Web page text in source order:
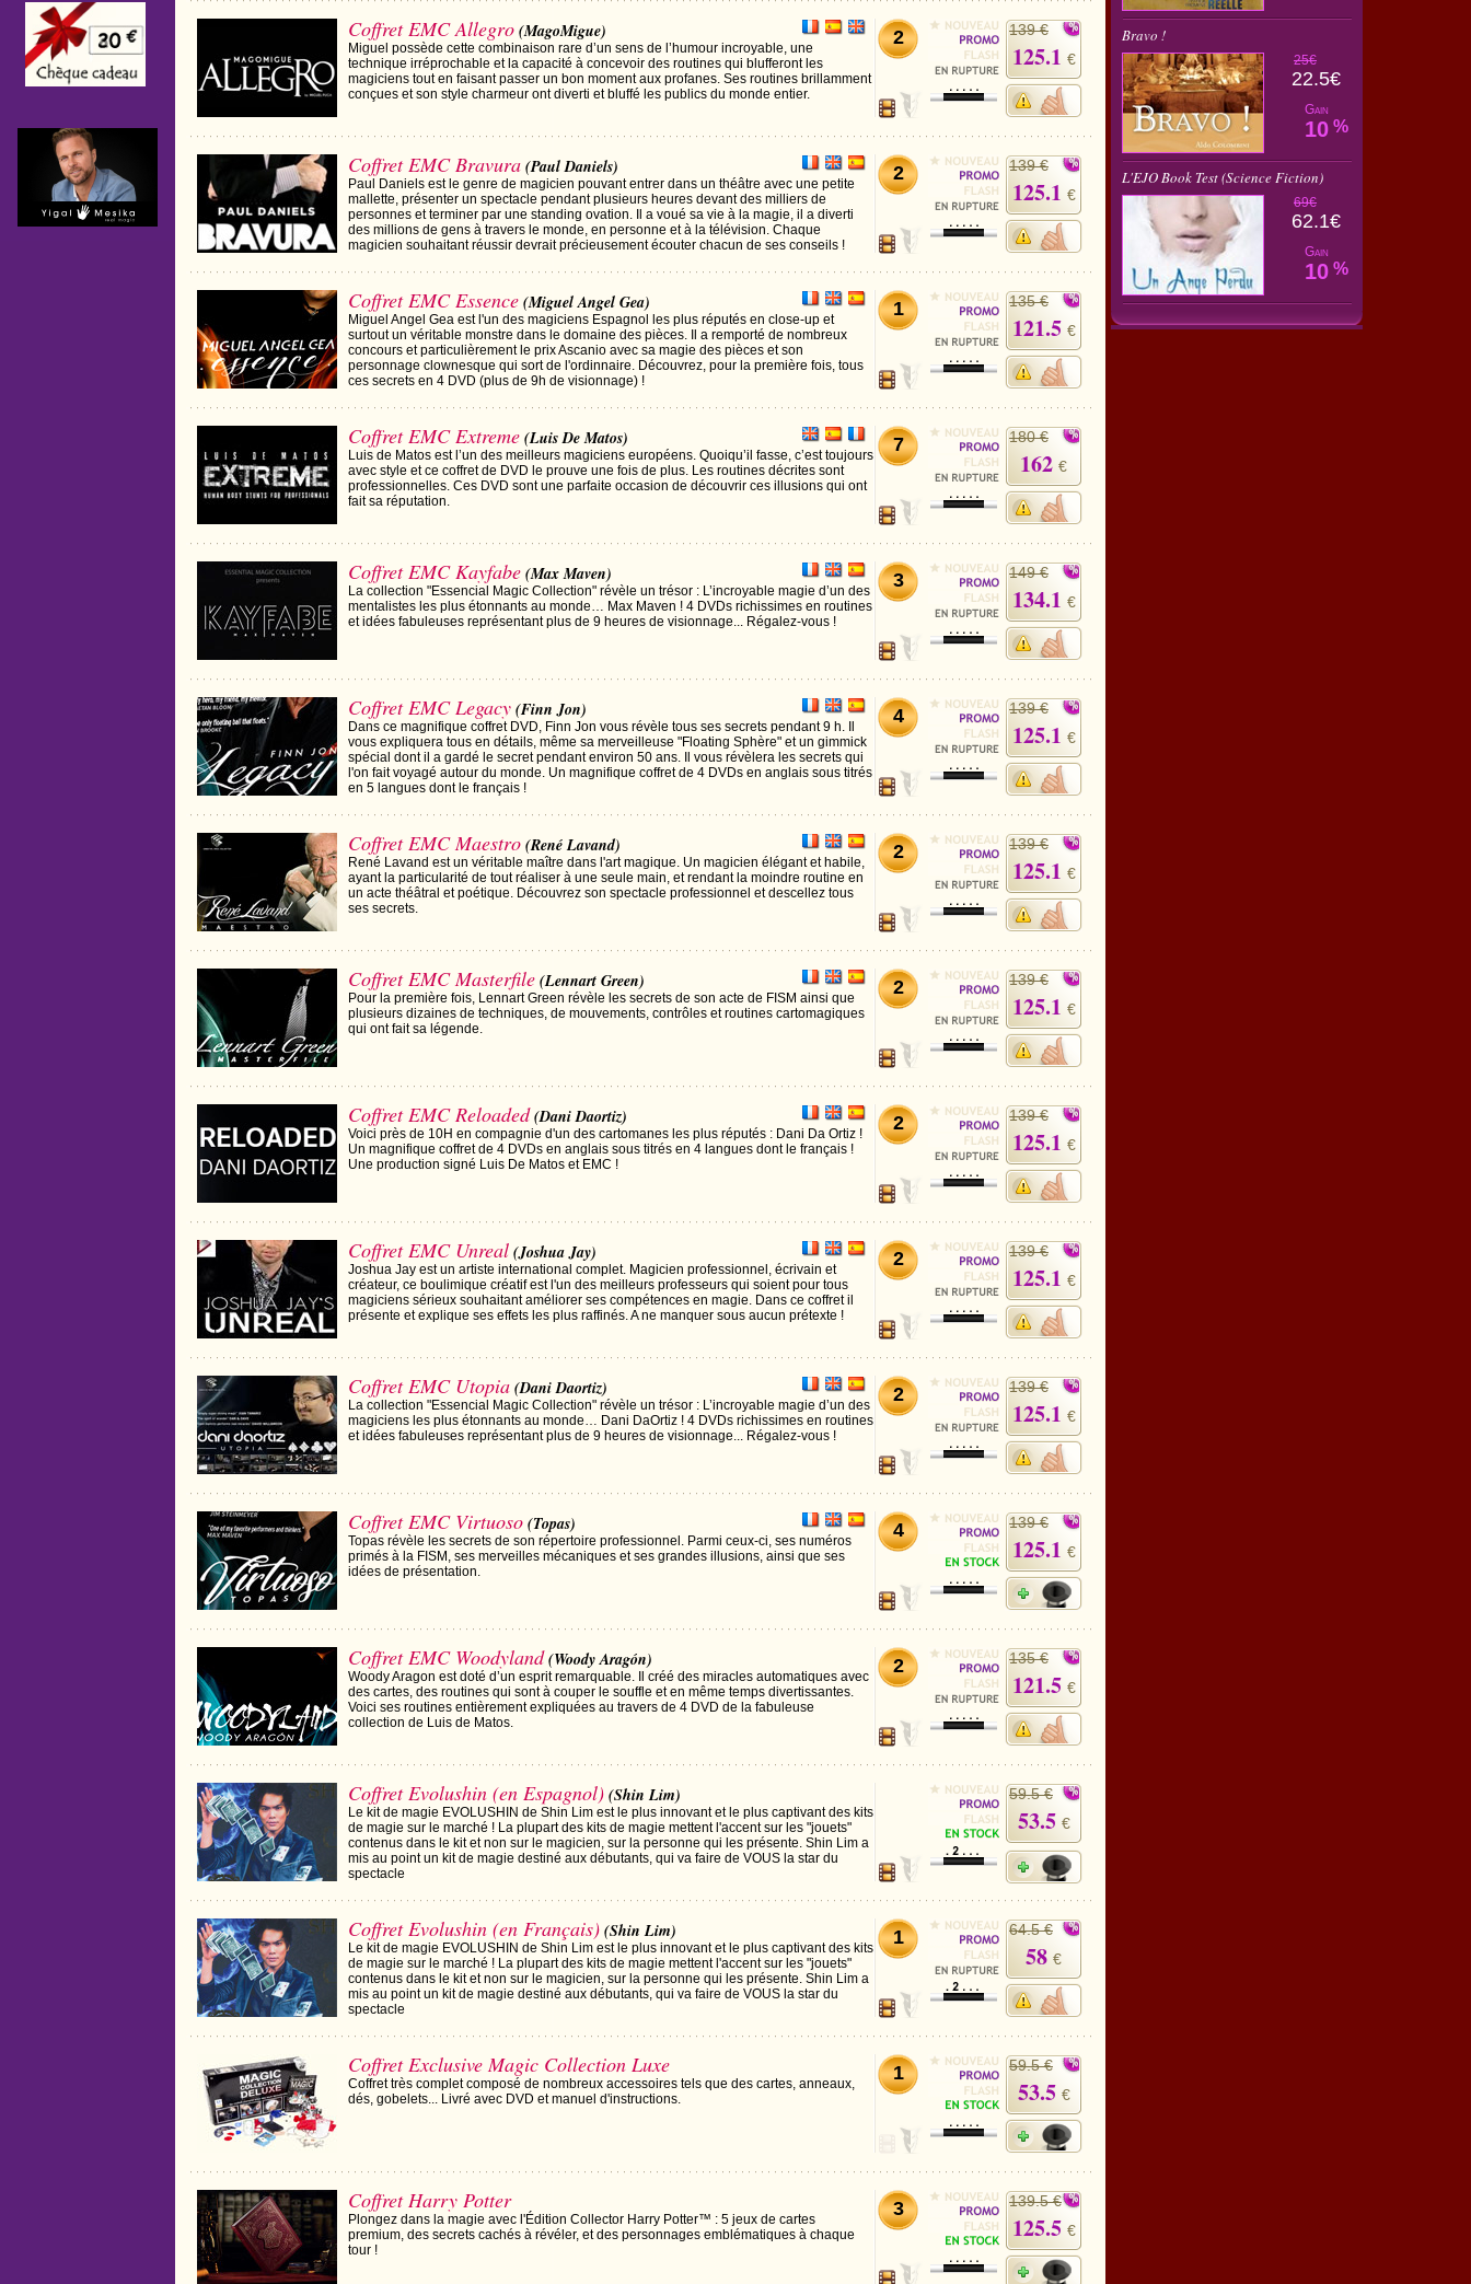
Coffret EMC Allegro (MagoMigue)
Miguel possède cette combinaison rare d’un sens de l’humour incroyable, une
technique irréprochable et la capacité à concevoir des routines qui blufferont les
magiciens tout en faisant passer un bon moment aux profanes. Ses routines brillamment
conçues et son style charmeur ont diverti et bluffé les publics du monde entier.
2 139 €
125.1 €
Coffret EMC Bravura (Paul Daniels)
Paul Daniels est le genre de magicien pouvant entrer dans un théâtre avec une petite
mallette, présenter un spectacle pendant plusieurs heures devant des milliers de
personnes et terminer par une standing ovation. Il a voué sa vie à la magie, il a diverti
des millions de gens à travers le monde, en personne et à la télévision. Chaque
magicien souhaitant réussir devrait précieusement écouter chacun de ses conseils !
2 139 €
125.1 €
Coffret EMC Essence (Miguel Angel Gea)
Miguel Angel Gea est l'un des magiciens Espagnol les plus réputés en close-up et
surtout un véritable monstre dans le domaine des pièces. Il a remporté de nombreux
concours et particulièrement le prix Ascanio avec sa magie des pièces et son
personnage clownesque qui sort de l'ordinnaire. Découvrez, pour la première fois, tous
ces secrets en 4 DVD (plus de 9h de visionnage) !
1 135 €
121.5 €
Coffret EMC Extreme (Luis De Matos)
Luis de Matos est l’un des meilleurs magiciens européens. Quoiqu’il fasse, c’est toujours
avec style et ce coffret de DVD le prouve une fois de plus. Les routines décrites sont
professionnelles. Ces DVD sont une parfaite occasion de découvrir ces illusions qui ont
fait sa réputation.
7 180 €
162 €
Coffret EMC Kayfabe (Max Maven)
La collection "Essencial Magic Collection" révèle un trésor : L’incroyable magie d’un des
mentalistes les plus étonnants au monde… Max Maven ! 4 DVDs richissimes en routines
et idées fabuleuses représentant plus de 9 heures de visionnage... Régalez-vous !
3 149 €
134.1 €
Coffret EMC Legacy (Finn Jon)
Dans ce magnifique coffret DVD, Finn Jon vous révèle tous ses secrets pendant 9 h. Il
vous expliquera tous en détails, même sa merveilleuse "Floating Sphère" et un gimmick
spécial dont il a gardé le secret pendant environ 50 ans. Il vous révèlera les secrets qui
l'on fait voyagé autour du monde. Un magnifique coffret de 4 DVDs en anglais sous titrés
en 5 langues dont le français !
4 139 €
125.1 €
Coffret EMC Maestro (René Lavand)
René Lavand est un véritable maître dans l'art magique. Un magicien élégant et habile,
ayant la particularité de tout réaliser à une seule main, et rendant la moindre routine en
un acte théâtral et poétique. Découvrez son spectacle professionnel et descellez tous
ses secrets.
2 139 €
125.1 €
Coffret EMC Masterfile (Lennart Green)
Pour la première fois, Lennart Green révèle les secrets de son acte de FISM ainsi que
plusieurs dizaines de techniques, de mouvements, contrôles et routines cartomagiques
qui ont fait sa légende.
2 139 €
125.1 €
Coffret EMC Reloaded (Dani Daortiz)
Voici près de 10H en compagnie d'un des cartomanes les plus réputés : Dani Da Ortiz !
Un magnifique coffret de 4 DVDs en anglais sous titrés en 4 langues dont le français !
Une production signé Luis De Matos et EMC !
2 139 €
125.1 €
Coffret EMC Unreal (Joshua Jay)
Joshua Jay est un artiste international complet. Magicien professionnel, écrivain et
créateur, ce boulimique créatif est l'un des meilleurs professeurs qui soient pour tous
magiciens sérieux souhaitant améliorer ses compétences en magie. Dans ce coffret il
présente et explique ses effets les plus raffinés. A ne manquer sous aucun prétexte !
2 139 €
125.1 €
Coffret EMC Utopia (Dani Daortiz)
La collection "Essencial Magic Collection" révèle un trésor : L’incroyable magie d’un des
magiciens les plus étonnants au monde… Dani DaOrtiz ! 4 DVDs richissimes en routines
et idées fabuleuses représentant plus de 9 heures de visionnage... Régalez-vous !
2 139 €
125.1 €
Coffret EMC Virtuoso (Topas)
Topas révèle les secrets de son répertoire professionnel. Parmi ceux-ci, ses numéros
primés à la FISM, ses merveilles mécaniques et ses grandes illusions, ainsi que ses
idées de présentation.
4 139 €
125.1 €
Coffret EMC Woodyland (Woody Aragón)
Woody Aragon est doté d’un esprit remarquable. Il créé des miracles automatiques avec
des cartes, des routines qui sont à couper le souffle et en même temps divertissantes.
Voici ses routines entièrement expliquées au travers de 4 DVD de la fabuleuse
collection de Luis de Matos.
2 135 €
121.5 €
Coffret Evolushin (en Espagnol) (Shin Lim)
Le kit de magie EVOLUSHIN de Shin Lim est le plus innovant et le plus captivant des kits
de magie sur le marché ! La plupart des kits de magie mettent l'accent sur les "jouets"
contenus dans le kit et non sur le magicien, sur la personne qui les présente. Shin Lim a
mis au point un kit de magie destiné aux débutants, qui va faire de VOUS la star du
spectacle
59.5 €
53.5 €
Coffret Evolushin (en Français) (Shin Lim)
Le kit de magie EVOLUSHIN de Shin Lim est le plus innovant et le plus captivant des kits
de magie sur le marché ! La plupart des kits de magie mettent l'accent sur les "jouets"
contenus dans le kit et non sur le magicien, sur la personne qui les présente. Shin Lim a
mis au point un kit de magie destiné aux débutants, qui va faire de VOUS la star du
spectacle
1 64.5 €
58 €
Coffret Exclusive Magic Collection Luxe
Coffret très complet composé de nombreux accessoires tels que des cartes, anneaux,
dés, gobelets... Livré avec DVD et manuel d'instructions.
1 59.5 €
53.5 €
Coffret Harry Potter
Plongez dans la magie avec l'Édition Collector Harry Potter™ : 5 jeux de cartes
premium, des secrets cachés à révéler, et des personnages emblématiques à chaque
tour !
3 139.5 €
125.5 €
Bravo !
25€
22.5€
Gain
10 %
L'EJO Book Test (Science Fiction)
69€
62.1€
Gain
10 %